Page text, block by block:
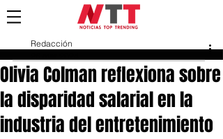
Olivia Colman reflexiona sobre
la disparidad salarial en la
industria del entretenimiento
Redacción